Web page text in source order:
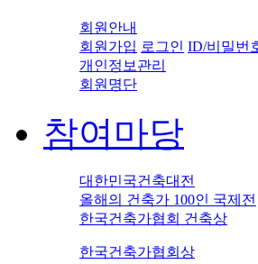
회원안내
회원가입 로그인 ID/비밀번
개인정보관리
회원명단
참여마당
대한민국건축대전
올해의 건축가 100인 국제전
한국건축가협회 건축상
한국건축가협회상